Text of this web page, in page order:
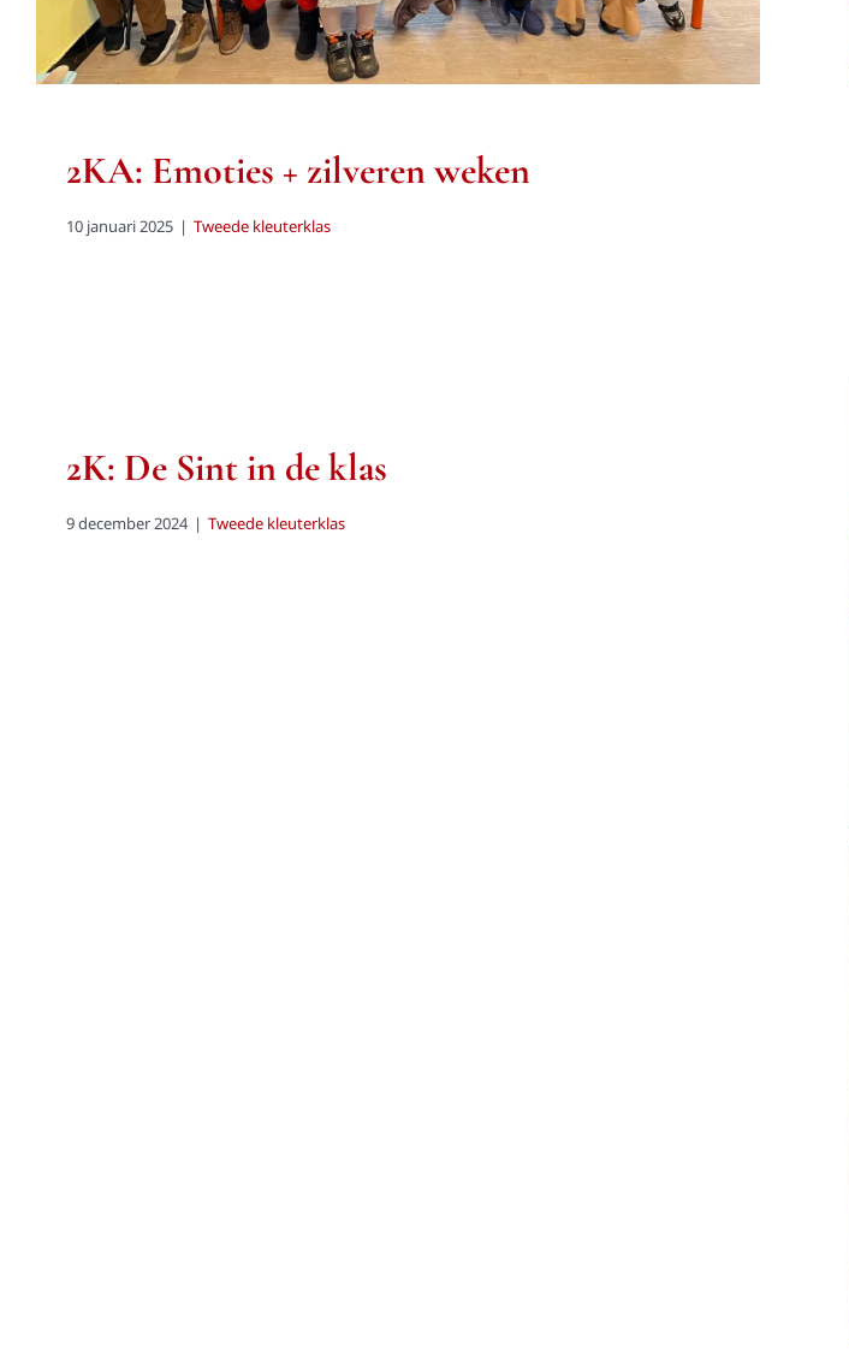
2KA: Emoties + zilveren weken
10 januari 2025 | Tweede kleuterklas
2K: De Sint in de klas
9 december 2024 | Tweede kleuterklas